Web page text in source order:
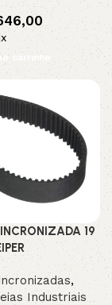
carrinho
19
,
Industriais